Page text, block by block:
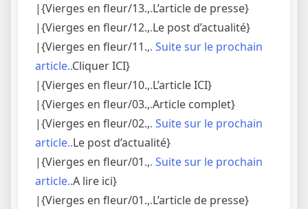
|{Vierges en fleur/13.,.L’article de presse}
|{Vierges en fleur/12.,.Le post d’actualité}
|{Vierges en fleur/11.,. Suite sur le prochain
article..Cliquer ICI}
|{Vierges en fleur/10.,.L’article ICI}
|{Vierges en fleur/03.,.Article complet}
|{Vierges en fleur/02.,. Suite sur le prochain
article..Le post d’actualité}
|{Vierges en fleur/01.,. Suite sur le prochain
article..A lire ici}
|{Vierges en fleur/01.,.L’article de presse}